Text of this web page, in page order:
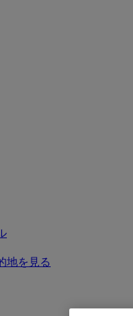
地を見る